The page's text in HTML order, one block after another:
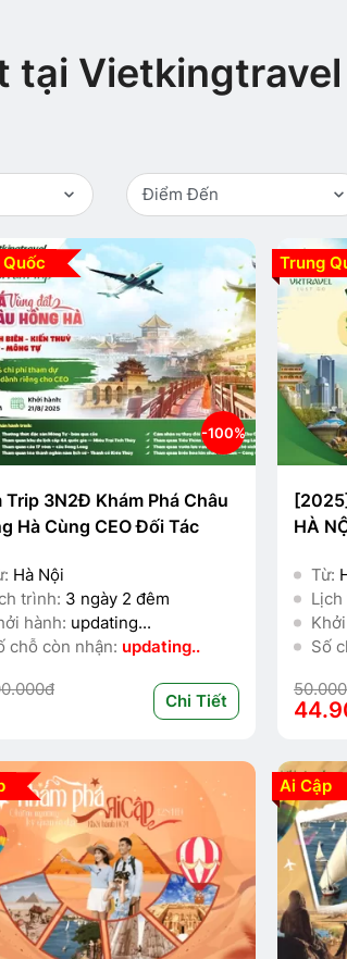
tại Vietkingtravel
Điểm Đến
-100%
Trip 3N2Đ Khám Phá Châu
Hà Cùng CEO Đối Tác
Hà Nội
trình: 3 ngày 2 đêm
hành: updating...
chỗ còn nhận: updating..
Chi Tiết
Trung
HÀ
Từ:
Số
Ai Cập